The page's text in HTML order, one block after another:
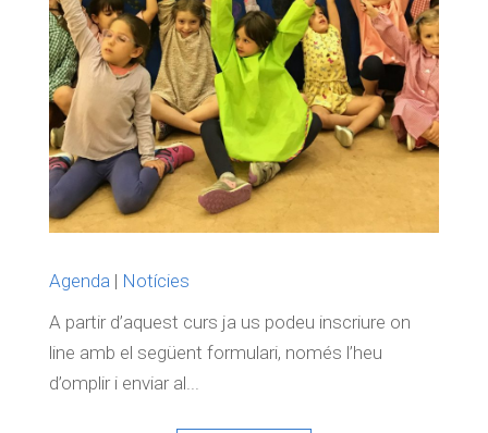
Agenda | Notícies
A partir d’aquest curs ja us podeu inscriure on
line amb el següent formulari, només l’heu
d’omplir i enviar al...